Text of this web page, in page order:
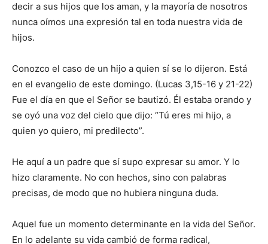
decir a sus hijos que los aman, y la mayoría de nosotros
nunca oímos una expresión tal en toda nuestra vida de
hijos.
Conozco el caso de un hijo a quien sí se lo dijeron. Está
en el evangelio de este domingo. (Lucas 3,15-16 y 21-22)
Fue el día en que el Señor se bautizó. Él estaba orando y
se oyó una voz del cielo que dijo: “Tú eres mi hijo, a
quien yo quiero, mi predilecto”.
He aquí a un padre que sí supo expresar su amor. Y lo
hizo claramente. No con hechos, sino con pala­bras
precisas, de modo que no hubiera ninguna duda.
Aquel fue un momento determinante en la vida del Señor.
En lo adelante su vida cambió de forma radical,